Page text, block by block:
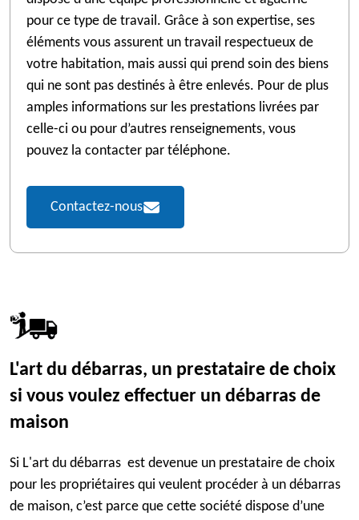
pour ce type de travail. Grâce à son expertise, ses
éléments vous assurent un travail respectueux de
votre habitation, mais aussi qui prend soin des biens
qui ne sont pas destinés à être enlevés. Pour de plus
amples informations sur les prestations livrées par
celle-ci ou pour d’autres renseignements, vous
pouvez la contacter par téléphone.
Contactez-nous
L'art du débarras, un prestataire de choix
si vous voulez effectuer un débarras de
maison
Si L'art du débarras est devenue un prestataire de choix
pour les propriétaires qui veulent procéder à un débarras
de maison, c’est parce que cette société dispose d’une